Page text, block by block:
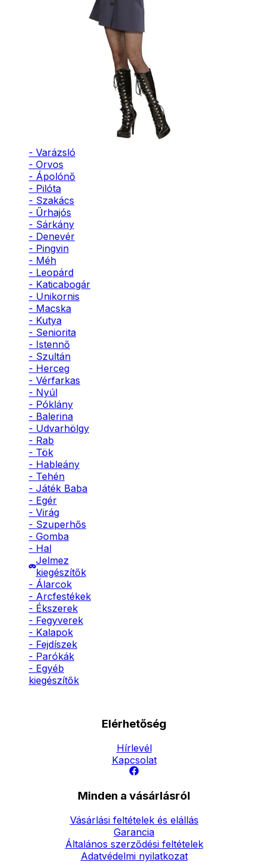
- Varázsló
- Orvos
- Ápolónő
- Pilóta
- Szakács
- Űrhajós
- Sárkány
- Denevér
- Pingvin
- Méh
- Leopárd
- Katicabogár
- Unikornis
- Macska
- Kutya
- Seniorita
- Istennő
- Szultán
- Herceg
- Vérfarkas
- Nyúl
- Póklány
- Balerina
- Udvarhölgy
- Rab
- Tök
- Hableány
- Tehén
- Játék Baba
- Egér
- Virág
- Szuperhős
- Gomba
- Hal
Jelmez
kiegészítők
- Álarcok
- Arcfestékek
- Ékszerek
- Fegyverek
- Kalapok
- Fejdíszek
- Parókák
- Egyéb
kiegészítők
Elérhetőség
Hírlevél
Kapcsolat
Minden a vásárlásról
Vásárlási feltételek és elállás
Garancia
Általános szerződési feltételek
Adatvédelmi nyilatkozat